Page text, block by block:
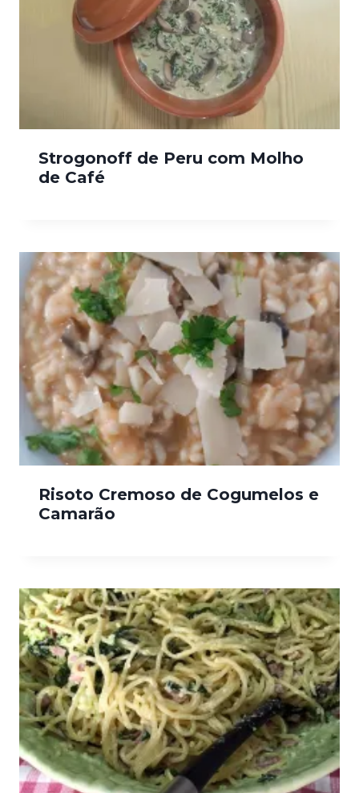
Strogonoff de Peru com Molho
de Café
Risoto Cremoso de Cogumelos e
Camarão